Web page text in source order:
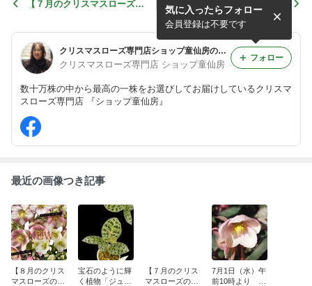
【７月のクリスマスローズの
7月1日（水）午前10時よ
り クリスマスローズご予約
受付開始！
クリスマスローズ専門店ショップ童仙房のブログ
クリスマスローズ専門店 ショップ童仙房
数十万株の中から最高の一株をお選びしてお届けしているクリスマ
スローズ専門店 『ショップ童仙房』
気に入ったらフォロー
会員登録は不要です
フォロー
最近の画像つき記事
【８月のクリス
マスローズの育
宝石のように輝
く植物「ジュエ
【７月のクリス
マスローズの育
7月1日（水）午
前10時より ク